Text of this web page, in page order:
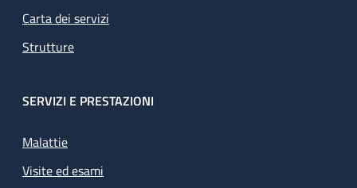
Carta dei servizi
Strutture
SERVIZI E PRESTAZIONI
Malattie
Visite ed esami